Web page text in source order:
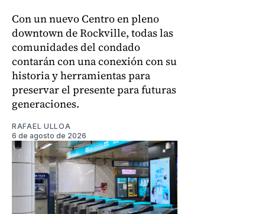
Con un nuevo Centro en pleno
downtown de Rockville, todas las
comunidades del condado
contarán con una conexión con su
historia y herramientas para
preservar el presente para futuras
generaciones.
RAFAEL ULLOA
6 de agosto de 2026